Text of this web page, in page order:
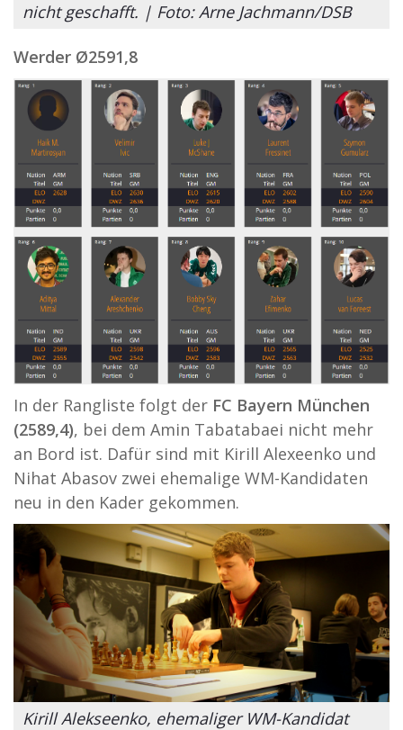
nicht geschafft. | Foto: Arne Jachmann/DSB
Werder Ø2591,8
In der Rangliste folgt der FC Bayern München
(2589,4), bei dem Amin Tabatabaei nicht mehr
an Bord ist. Dafür sind mit Kirill Alexeenko und
Nihat Abasov zwei ehemalige WM-Kandidaten
neu in den Kader gekommen.
Kirill Alekseenko, ehemaliger WM-Kandidat